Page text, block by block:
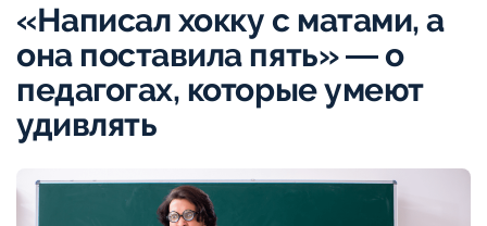
«Написал хокку с матами, а
она поставила пять» ― о
педагогах, которые умеют
удивлять